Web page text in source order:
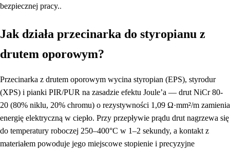
bezpiecznej pracy..
Jak działa przecinarka do styropianu z
drutem oporowym?
Przecinarka z drutem oporowym wycina styropian (EPS), styrodur
(XPS) i pianki PIR/PUR na zasadzie efektu Joule’a — drut NiCr 80-
20 (80% niklu, 20% chromu) o rezystywności 1,09 Ω·mm²/m zamienia
energię elektryczną w ciepło. Przy przepływie prądu drut nagrzewa się
do temperatury roboczej 250–400°C w 1–2 sekundy, a kontakt z
materiałem powoduje jego miejscowe stopienie i precyzyjne